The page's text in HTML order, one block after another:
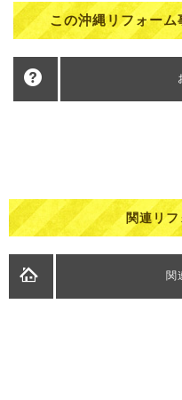
この沖縄リフォー
関連リ
関